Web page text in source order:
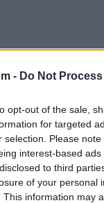
- Do Not
opt-out of the sale,
for targeted
selection. Please
interest-based
to third
of your personal
This information may